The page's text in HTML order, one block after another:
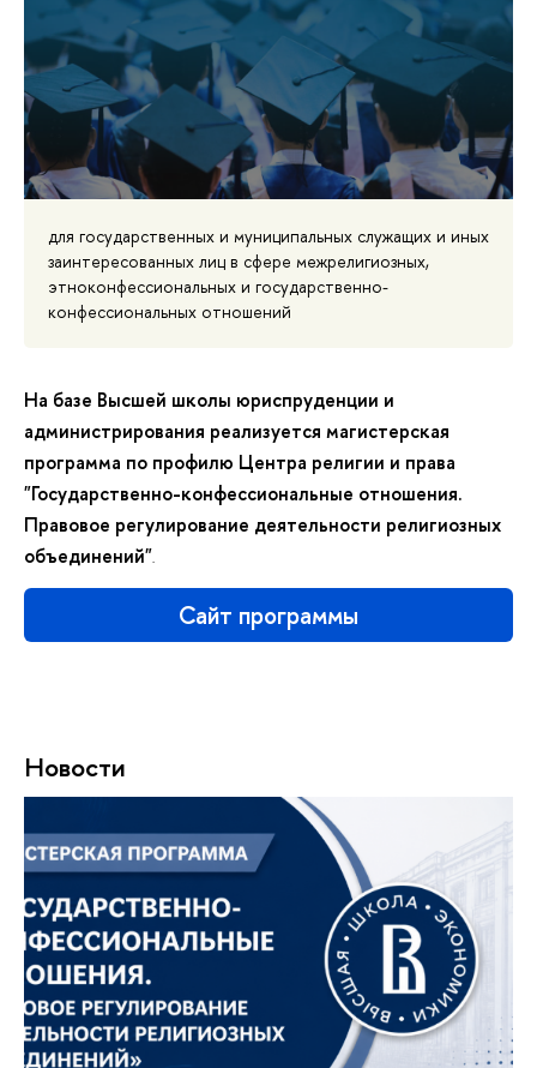
для государственных и муниципальных служащих и иных
заинтересованных лиц в сфере межрелигиозных,
этноконфессиональных и государственно-
конфессиональных отношений
На базе Высшей школы юриспруденции и
администрирования реализуется магистерская
программа по профилю Центра религии и права
"Государственно-конфессиональные отношения.
Правовое регулирование деятельности религиозных
объединений".
Сайт программы
Новости